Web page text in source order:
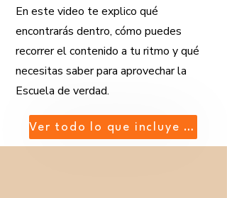
En este video te explico qué
encontrarás dentro, cómo puedes
recorrer el contenido a tu ritmo y qué
necesitas saber para aprovechar la
Escuela de verdad.
Ver todo lo que incluye la escuela